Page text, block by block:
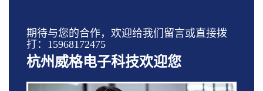
期待与您的合作，欢迎给我们留言或直接拨
打：15968172475
杭州威格电子科技欢迎您